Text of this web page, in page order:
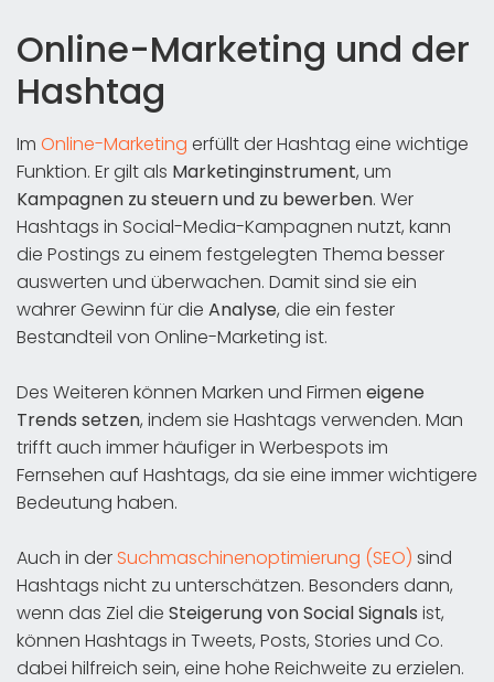
Online-Marketing und der
Hashtag
Im Online-Marketing erfüllt der Hashtag eine wichtige
Funktion. Er gilt als Marketinginstrument, um
Kampagnen zu steuern und zu bewerben. Wer
Hashtags in Social-Media-Kampagnen nutzt, kann
die Postings zu einem festgelegten Thema besser
auswerten und überwachen. Damit sind sie ein
wahrer Gewinn für die Analyse, die ein fester
Bestandteil von Online-Marketing ist.
Des Weiteren können Marken und Firmen eigene
Trends setzen, indem sie Hashtags verwenden. Man
trifft auch immer häufiger in Werbespots im
Fernsehen auf Hashtags, da sie eine immer wichtigere
Bedeutung haben.
Auch in der Suchmaschinenoptimierung (SEO) sind
Hashtags nicht zu unterschätzen. Besonders dann,
wenn das Ziel die Steigerung von Social Signals ist,
können Hashtags in Tweets, Posts, Stories und Co.
dabei hilfreich sein, eine hohe Reichweite zu erzielen.